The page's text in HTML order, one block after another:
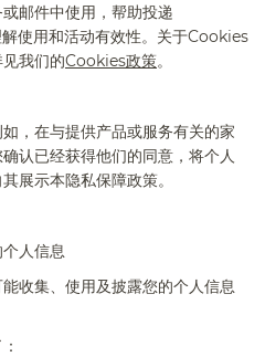
邮件中使用，帮助投递
使用和活动有效性。关于Cookies
我们的Cookies政策。
，在与提供产品或服务有关的家
认已经获得他们的同意，将个人
展示本隐私保障政策。
人信息
收集、使用及披露您的个人信息